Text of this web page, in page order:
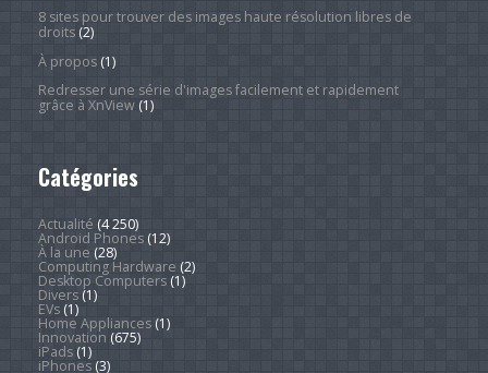
8 sites pour trouver des images haute résolution libres de
droits(2)
À propos(1)
Redresser une série d'images facilement et rapidement
grâce à XnView(1)
Catégories
Actualité (4 250)
Android Phones(12)
À la une (28)
Computing Hardware (2)
Desktop Computers(1)
Divers(1)
EVs(1)
Home Appliances(1)
Innovation (675)
iPads(1)
iPhones(3)